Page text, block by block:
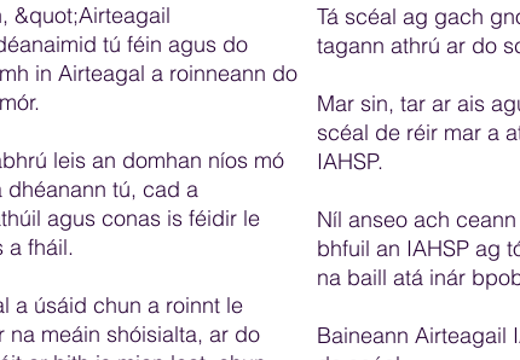
&quot;Airteagail
tú féin agus do
in Airteagal a roinneann do
leis an domhan níos mó
tú, cad a
agus conas is féidir le
a fháil.
a úsáid chun a roinnt le
meáin shóisialta, ar do
Tá scéal ag gach
tagann athrú ar do
Mar sin, tar ar ais
scéal de réir mar a
IAHSP.
Níl anseo ach
bhfuil an IAHSP ag
na baill atá inár
Baineann Airteagail